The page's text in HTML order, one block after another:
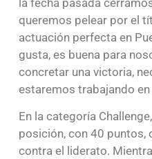
queremos pelear por el
actuación perfecta en
gusta, es buena para
concretar una victoria,
estaremos trabajando en
En la categoría
posición, con 40 puntos,
contra el liderato.